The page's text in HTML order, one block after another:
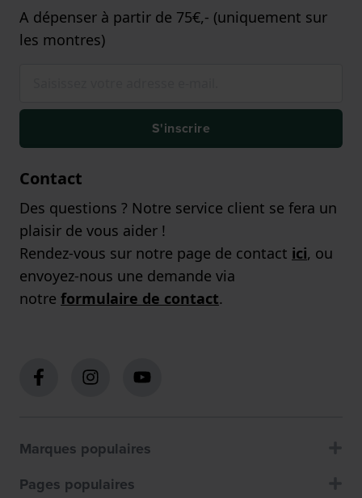
A dépenser à partir de 75€,- (uniquement sur
les montres)
S'inscrire
Contact
Des questions ? Notre service client se fera un
plaisir de vous aider !
Rendez-vous sur notre page de contact ici, ou
envoyez-nous une demande via
notre formulaire de contact.
Marques populaires
Pages populaires